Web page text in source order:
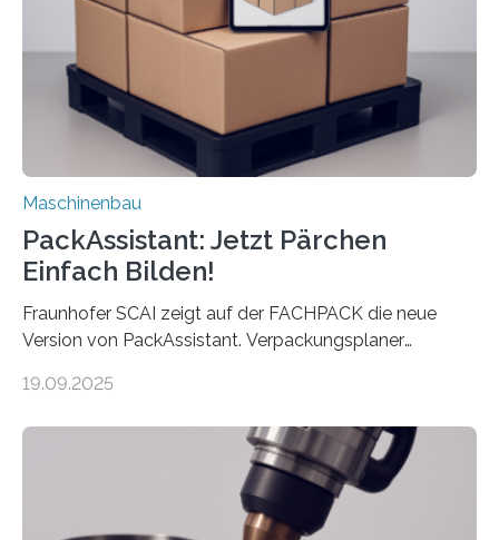
Exemplare pro Stunde. Je nach Maschinentyp und
Auftrag kann das Umrüsten…
Maschinenbau
PackAssistant: Jetzt Pärchen
Einfach Bilden!
Fraunhofer SCAI zeigt auf der FACHPACK die neue
Version von PackAssistant. Verpackungsplaner
Automobil, Maschinenbau und in der Zulieferindustrie.
Teile als eine Einheit verpacken. Die Anordnung kann
der Benutzer vorgeben und erhält so mehr Kontrolle
über die Positionierung der Bauteile. Die ebenfalls neue
Automatisierungsschnittstelle dient dazu, die Software
19.09.2025